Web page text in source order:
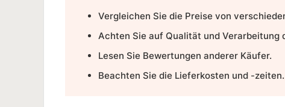
Vergleichen Sie die Preise von
Achten Sie auf Qualität und Verarbeitung
Lesen Sie Bewertungen anderer Käufer.
Beachten Sie die Lieferkosten und -zeiten.